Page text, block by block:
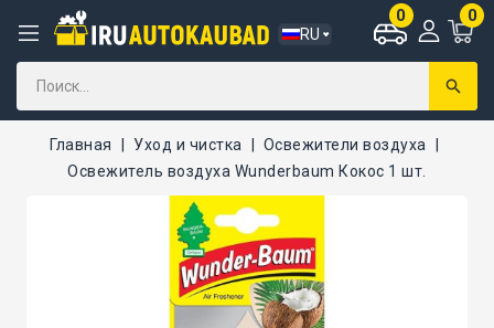
RU
0
0
Главная Уход и чистка
Освежители воздуха
Освежитель воздуха Wunderbaum Кокос 1 шт.